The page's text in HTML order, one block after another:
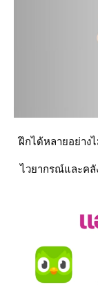
ฝึกได้หลายอย่าง
ไวยากรณ์และค